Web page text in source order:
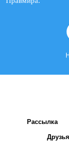
Рассылка